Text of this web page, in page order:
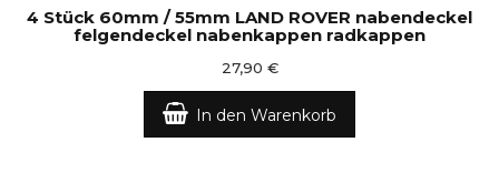
4 Stück 60mm / 55mm LAND ROVER nabendeckel
felgendeckel nabenkappen radkappen
27,90 €
In den Warenkorb